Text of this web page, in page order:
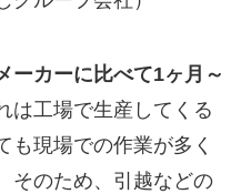
ーカーに比べて1ヶ月～
は工場で生産してくる
も現場での作業が多く
そのため、引越などの